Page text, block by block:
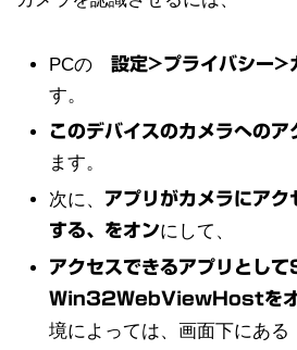
PCの 設定>プライバシー>
す。
このデバイスのカメラへのア
ます。
次に、
アプリがカメラにアク
する、をオンにして、
アクセスできるアプリとし
Win32WebViewHostを
境によっては、画面下にある